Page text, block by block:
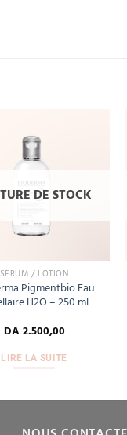
DE STOCK
SÉRUM / LOTION
Pigmentbio Eau
H2O – 250 ml
DA2.500,00
LIRE LA SUITE